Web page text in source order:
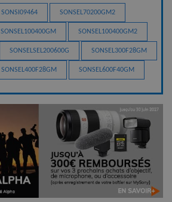
SONSI09464 SONSEL70200GM2
SONSEL100400GM SONSEL100400GM2
SONSELSEL200600G SONSEL300F28GM
SONSEL400F28GM SONSEL600F40GM